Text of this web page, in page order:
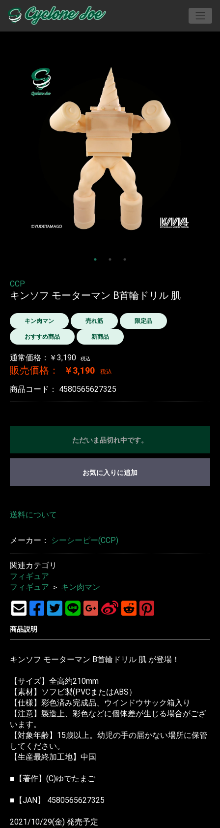
CCP
キンソフ モーターマン B首輪ドリル 肌
キン肉マン 売れ筋 限定品
おすすめ商品 新商品
通常価格：￥3,190 税込
販売価格： ￥3,190 税込
商品コード： 4580565627325
ただいま品切れ中です。
お気に入りに追加
送料について
メーカー： シーシーピー(CCP)
関連カテゴリ
フィギュア
フィギュア ＞ キン肉マン
商品説明
キンソフ モーターマン B首輪ドリル 肌 が登場！
【サイズ】全高約210mm
【素材】ソフビ製(PVCまたはABS）
【仕様】彩色済み完成品、ウインドウサック箱入り
【注意】製造上、彩色などに個体差が生じる場合がござ
います。
【対象年齢】15歳以上。幼児の手の届かない場所に保管
してください。
【生産最終加工地】中国
■【著作】(C)ゆでたまご
■【JAN】 4580565627325
2021/10/29(金) 発売予定